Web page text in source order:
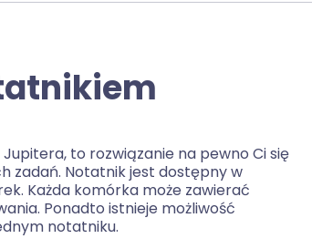
to rozwiązanie na pewno Ci się
zadań. Notatnik jest dostępny w
Każda komórka może zawierać
Ponadto istnieje możliwość
notatniku.